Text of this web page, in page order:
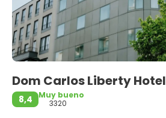
Dom Carlos Liberty Hotel
8,4
Muy bueno
3320